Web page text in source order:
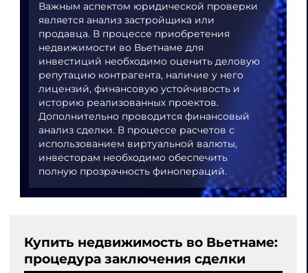
Важным аспектом юридической проверки
является анализ застройщика или
продавца. В процессе приобретения
недвижимости во Вьетнаме для
инвестиций необходимо оценить деловую
репутацию контрагента, наличие у него
лицензий, финансовую устойчивость и
историю реализованных проектов.
Дополнительно проводится финансовый
анализ сделки. В процессе расчетов с
использованием виртуальной валюты,
инвесторам необходимо обеспечить
полную прозрачность финопераций.
Купить недвижимость во Вьетнаме:
процедура заключения сделки